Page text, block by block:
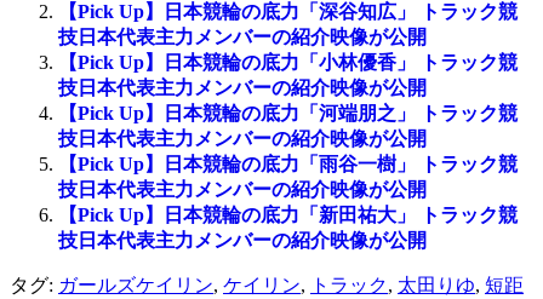
【Pick Up】日本競輪の底力「深谷知広」 トラック競
技日本代表主力メンバーの紹介映像が公開
【Pick Up】日本競輪の底力「小林優香」 トラック競
技日本代表主力メンバーの紹介映像が公開
【Pick Up】日本競輪の底力「河端朋之」 トラック競
技日本代表主力メンバーの紹介映像が公開
【Pick Up】日本競輪の底力「雨谷一樹」 トラック競
技日本代表主力メンバーの紹介映像が公開
【Pick Up】日本競輪の底力「新田祐大」 トラック競
技日本代表主力メンバーの紹介映像が公開
タグ: ガールズケイリン, ケイリン, トラック, 太田りゆ, 短距